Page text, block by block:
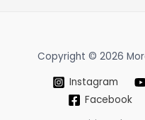
Copyright © 2026
Instagram
Facebook